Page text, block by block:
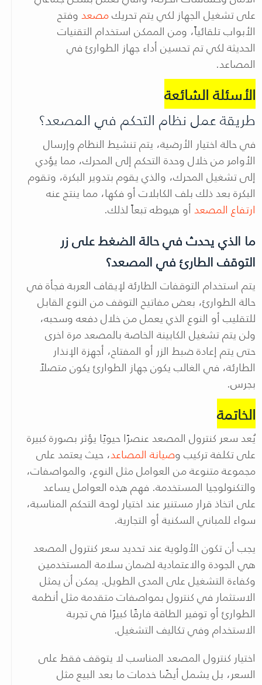
على تشغيل الجهاز لكي يتم تحريكمصعدوفتح
الأبواب تلقائياً، ومن الممكن استخدام التقنيات
الحديثة لكي تم تحسين أداء جهاز الطوارئ في
المصاعد.
الأسئلة الشائعة
طريقة عمل نظام التحكم في المصعد؟
في حالة اختيار الأرضية، يتم تنشيط النظام وإرسال
الأوامر من خلال وحدة التحكم إلى المحرك، مما يؤدي
إلى تشغيل المحرك، والذي يقوم بتدوير البكرة، وتقوم
البكرة بعد ذلك بلف الكابلات أو فكها، مما ينتج عنه
ارتفاع المصعدأو هبوطه تبعاً لذلك.
ما الذي يحدث في حالة الضغط على زر
التوقف الطارئ في المصعد؟
يتم استخدام التوقفات الطارئة لإيقاف العربة فجأة في
حالة الطوارئ، بعض مفاتيح التوقف من النوع القابل
للتقليب أو النوع الذي يعمل من خلال دفعه وسحبه،
ولن يتم تشغيل الكابينة الخاصة بالمصعد مرة اخرى
حتى يتم إعادة ضبط الزر أو المفتاح، أجهزة الإنذار
الطارئة، في الغالب يكون جهاز الطوارئ يكون متصلاً
بجرس.
الخاتمة
يُعد سعر كنترول المصعد عنصرًا حيويًا يؤثر بصورة كبيرة
على تكلفة تركيب وصيانة المصاعد، حيث يعتمد على
مجموعة متنوعة من العوامل مثل النوع، والمواصفات،
والتكنولوجيا المستخدمة. فهم هذه العوامل يساعد
على اتخاذ قرار مستنير عند اختيار لوحة التحكم المناسبة،
سواء للمباني السكنية أو التجارية.
يجب أن تكون الأولوية عند تحديد سعر كنترول المصعد
هي الجودة والاعتمادية لضمان سلامة المستخدمين
وكفاءة التشغيل على المدى الطويل. يمكن أن يمثل
الاستثمار في كنترول بمواصفات متقدمة مثل أنظمة
الطوارئ أو توفير الطاقة فارقًا كبيرًا في تجربة
الاستخدام وفي تكاليف التشغيل.
اختيار كنترول المصعد المناسب لا يتوقف فقط على
السعر، بل يشمل أيضًا خدمات ما بعد البيع مثل